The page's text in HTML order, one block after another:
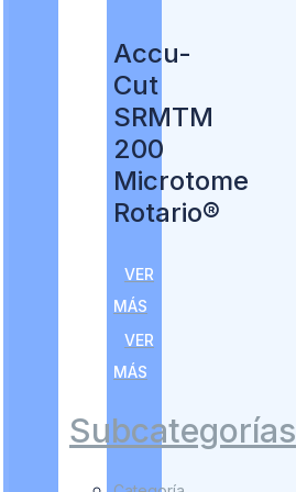
Accu-
Cut
SRMTM
200
Microtome
Rotario®
VER
MÁS
VER
MÁS
Subcategorías